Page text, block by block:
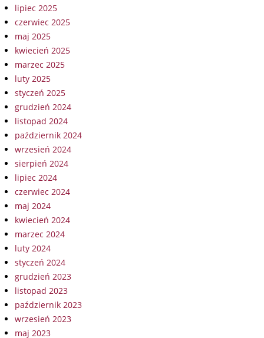
lipiec 2025
czerwiec 2025
maj 2025
kwiecień 2025
marzec 2025
luty 2025
styczeń 2025
grudzień 2024
listopad 2024
październik 2024
wrzesień 2024
sierpień 2024
lipiec 2024
czerwiec 2024
maj 2024
kwiecień 2024
marzec 2024
luty 2024
styczeń 2024
grudzień 2023
listopad 2023
październik 2023
wrzesień 2023
maj 2023